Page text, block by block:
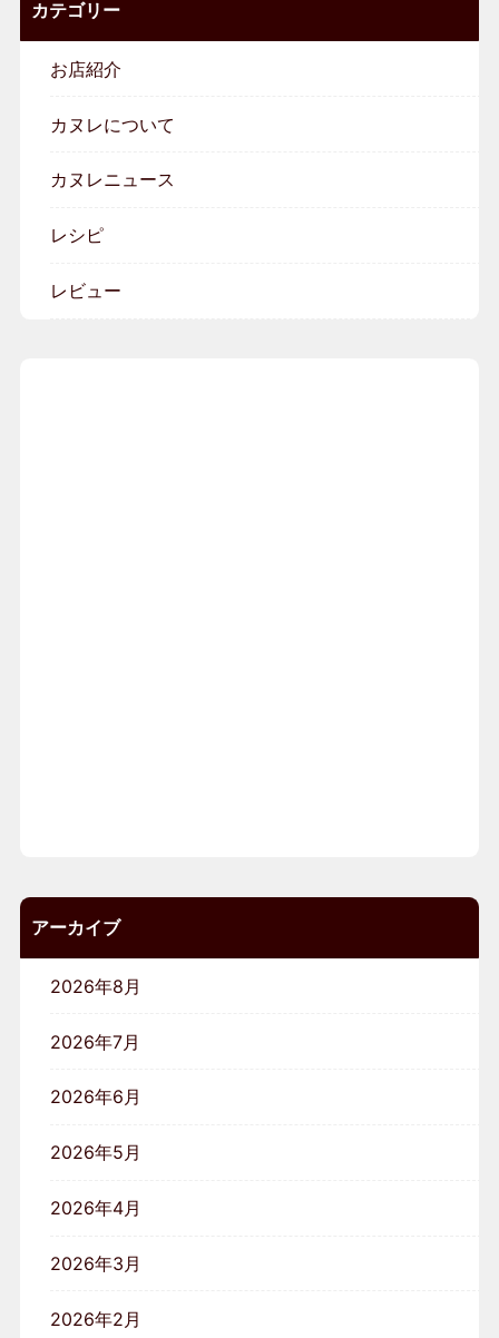
カテゴリー
お店紹介
カヌレについて
カヌレニュース
レシピ
レビュー
アーカイブ
2026年8月
2026年7月
2026年6月
2026年5月
2026年4月
2026年3月
2026年2月